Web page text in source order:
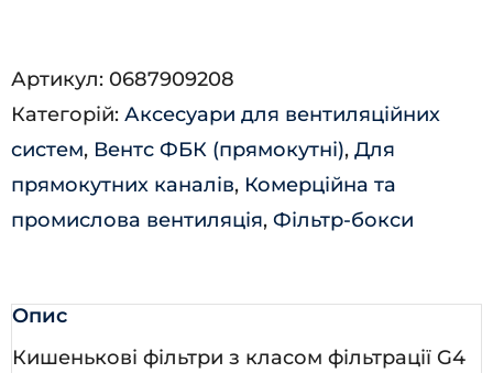
кількість
Артикул: 0687909208
Категорій: Аксесуари для вентиляційних
систем, Вентс ФБК (прямокутні), Для
прямокутних каналів, Комерційна та
промислова вентиляція, Фільтр-бокси
Опис
Кишенькові фільтри з класом фільтрації G4